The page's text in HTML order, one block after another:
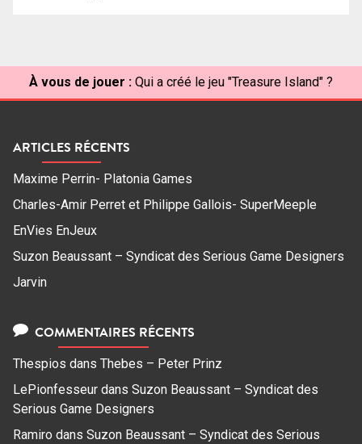
À vous de jouer : Qui a créé le jeu "Treasure Island" ?
ARTICLES RÉCENTS
Maxime Perrin- Platonia Games
Charles-Amir Perret et Philippe Gallois- SuperMeeple
EnVies EnJeux
Suzon Beaussant – Syndicat des Serious Game Designers
Jarvin
COMMENTAIRES RÉCENTS
Thespios dans Thebes – Peter Prinz
LePionfesseur dans Suzon Beaussant – Syndicat des
Serious Game Designers
Ramiro dans Suzon Beaussant – Syndicat des Serious